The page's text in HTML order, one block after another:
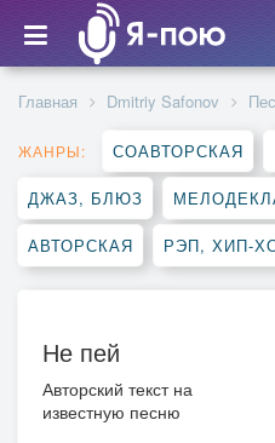
Главная Dmitriy Safonov
ЖАНРЫ: СОАВТОРСКАЯ
ДЖАЗ, БЛЮЗ
АВТОРСКАЯ РЭП, ХИП-
Не пей
Авторский текст на
известную песню